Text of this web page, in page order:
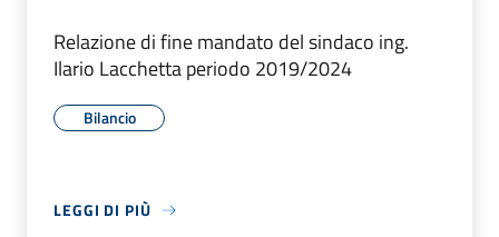
Relazione di fine mandato del sindaco ing.
Ilario Lacchetta periodo 2019/2024
Bilancio
LEGGI DI PIÙ